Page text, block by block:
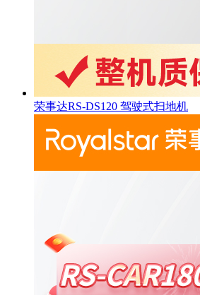
荣事达RS-DS120 驾驶式扫地机